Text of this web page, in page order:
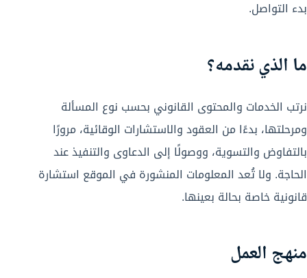
بدء التواصل.
ما الذي نقدمه؟
نرتب الخدمات والمحتوى القانوني بحسب نوع المسألة
ومرحلتها، بدءًا من العقود والاستشارات الوقائية، مرورًا
بالتفاوض والتسوية، ووصولًا إلى الدعاوى والتنفيذ عند
الحاجة. ولا تُعد المعلومات المنشورة في الموقع استشارة
قانونية خاصة بحالة بعينها.
منهج العمل